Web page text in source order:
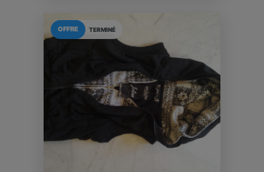
TERMINÉ
OFFRE